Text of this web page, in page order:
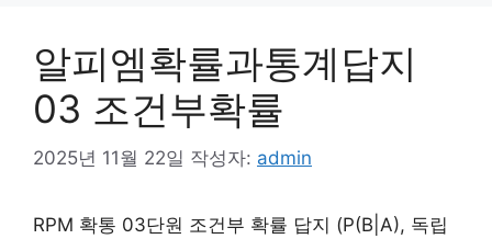
알피엠확률과통계답지
03 조건부확률
2025년 11월 22일 작성자: admin
RPM 확통 03단원 조건부 확률 답지 (P(B|A), 독립